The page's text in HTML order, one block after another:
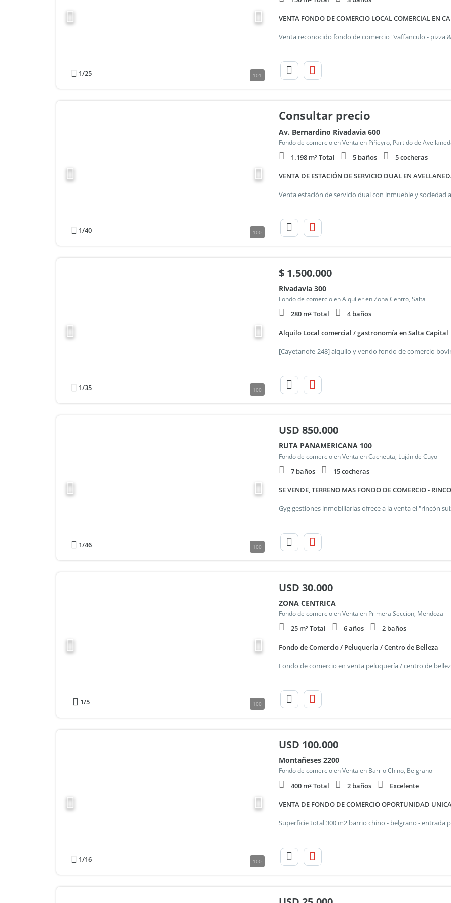
1/25 101
VENTA FONDO DE COMERCIO LOCAL COMERCIAL EN
1/40 100
Consultar precio
Av. Bernardino Rivadavia 600
Fondo de comercio en Venta en Piñeyro, Partido de
1.198 m² Total 5 baños 5 cocheras
VENTA DE ESTACIÓN DE SERVICIO DUAL EN
1/35 100
$1.500.000
Rivadavia 300
Fondo de comercio en Alquiler en Zona Centro, Salta
280 m² Total 4 baños
Alquilo Local comercial / gastronomía en Salta Capital
1/46 100
USD 850.000
RUTA PANAMERICANA 100
Fondo de comercio en Venta en Cacheuta, Luján de Cuyo
7 baños 15 cocheras
SE VENDE, TERRENO MAS FONDO DE COMERCIO -
1/5 100
USD 30.000
ZONA CENTRICA
Fondo de comercio en Venta en Primera Seccion, Mendoza
25 m² Total 6 años 2 baños
Fondo de Comercio / Peluqueria / Centro de Belleza
1/16 100
USD 100.000
Montañeses 2200
Fondo de comercio en Venta en Barrio Chino, Belgrano
400 m² Total 2 baños Excelente
VENTA DE FONDO DE COMERCIO OPORTUNIDAD